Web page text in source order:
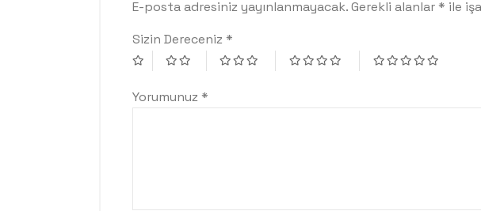
E-posta adresiniz yayınlanmayacak.Gerekli alanlar* ile
Sizin Dereceniz *
Yorumunuz *